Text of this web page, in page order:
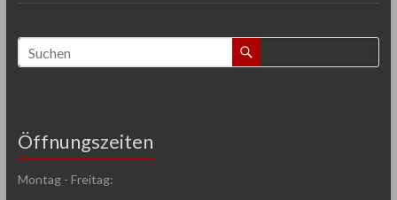
Öffnungszeiten
Montag - Freitag: